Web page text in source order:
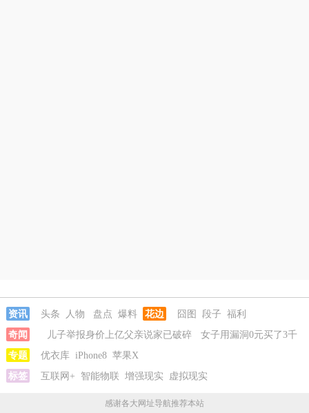
资讯 头条 人物 盘点 爆料 花边 囧图 段子 福利
奇闻
儿子举报身价上亿父亲说家已破碎
女子用漏洞0元买了3千
台电器
直播自杀日本女网红已身亡
国宣布国家灾难状态
儿子举报身价上亿父亲说家已破碎
专题 优衣库 iPhone8 苹果X
标签
互联网+ 智能物联 增强现实 虚拟现实
感谢各大网址导航推荐本站